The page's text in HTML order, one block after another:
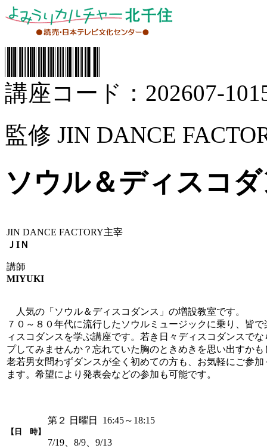
講座コード：202607-
監修 JIN DANCE
ソウル＆ディスコ
JIN DANCE FACTORY主宰
ＪIＮ
講師
MIYUKI
人気の「ソウル＆ディスコダンス」の増設教室です。
７０～８０年代に流行したソウルミュージックに乗り、皆
ィスコダンスを学ぶ講座です。若き日々ディスコダンスで
プしてみませんか？忘れていた胸のときめきを思い出すかも
老若男女問わずダンスが全く初めての方も、お気軽にご参
ます。希望により発表会などの参加も可能です。
【日 時】
第２ 日曜日 16:45～18:15
7/19、8/9、9/13